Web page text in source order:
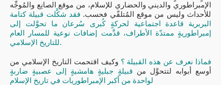
الإمبراطوري والديني والحضاري للإسلام، من موقع الصانِع والمُوجِّه
للأحداث وليس من موقع المُتلقّي فحسب. فقد شكَّلت قبيلة كتامة
البربرية قاعدة اجتماعية لحركةٍ كُبرى سُرعان ما تحوَّلت إلى
إمبراطوريةٍ ممتدّة الأطراف، قدَّمت إضافات نوعية للمسار العام
للتاريخ الإسلامي.
فماذا نعرف عن هذه القبيلة ؟ وكيف اقتحمت التاريخ الإسلامي من
أوسع أبوابه لتتحوَّل من قبيلةٍ جبليةٍ هامشيةٍ إلى عصبيةٍ ضاربةٍ
لواحدة من أكبر الإمبراطوريات في تاريخ الإسلام